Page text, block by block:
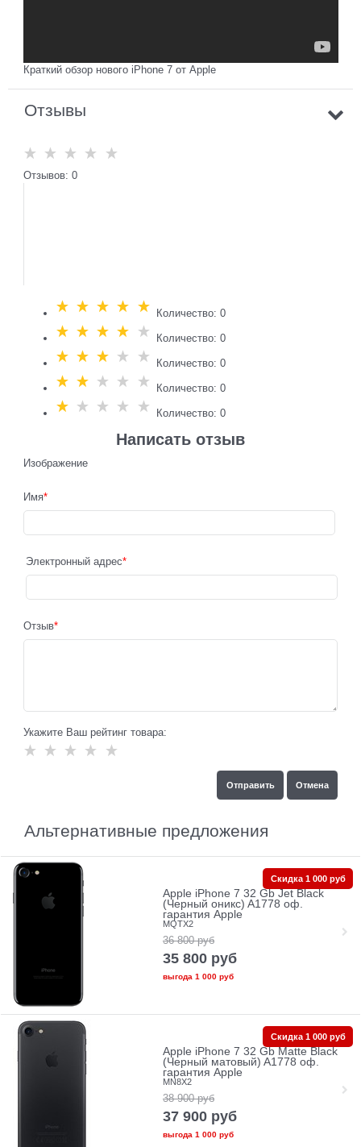
Краткий обзор нового iPhone 7 от Apple
Отзывы
Отзывов: 0
Количество: 0
Количество: 0
Количество: 0
Количество: 0
Количество: 0
Написать отзыв
Изображение
Имя
Электронный адрес
Отзыв
Укажите Ваш рейтинг товара:
Альтернативные предложения
Apple iPhone 7 32 Gb Jet Black
(Черный оникс) A1778 оф.
гарантия Apple
MQTX2
36 800 руб
35 800 руб
выгода 1 000 руб
Скидка 1 000 руб
Apple iPhone 7 32 Gb Matte Black
(Черный матовый) A1778 оф.
гарантия Apple
MN8X2
38 900 руб
37 900 руб
выгода 1 000 руб
Скидка 1 000 руб